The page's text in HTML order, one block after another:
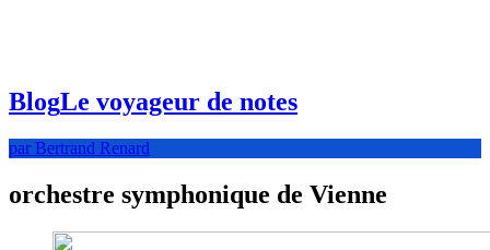
BlogLe voyageur de notes
par Bertrand Renard
orchestre symphonique de Vienne